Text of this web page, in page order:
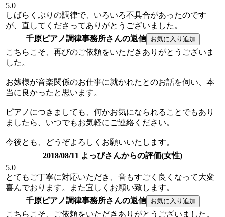
5.0
しばらくぶりの調律で、いろいろ不具合があったのです
が、直してくださってありがとうございました。
千原ピアノ調律事務所さんの返信
こちらこそ、再びのご依頼をいただきありがとうございま
した。
お嬢様が音楽関係のお仕事に就かれたとのお話を伺い、本
当に良かったと思います。
ピアノにつきましても、何かお気になられることでもあり
ましたら、いつでもお気軽にご連絡ください。
今後とも、どうぞよろしくお願いいたします。
2018/08/11 よっぴさんからの評価(女性)
5.0
とてもご丁寧に対応いただき、音もすごく良くなって大変
喜んでおります。また宜しくお願い致します。
千原ピアノ調律事務所さんの返信
こちらこそ、ご依頼をいただきありがとうございました。